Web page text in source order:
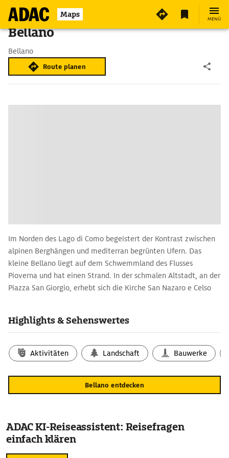
Maps MENÜ
Bellano
Bellano
Route planen
Im Norden des Lago di Como begeistert der Kontrast zwischen
alpinen Berghängen und mediterran begrünten Ufern. Das
kleine Bellano liegt auf dem Schwemmland des Flusses
Pioverna und hat einen Strand. In der schmalen Altstadt, an der
Piazza San Giorgio, erhebt sich die Kirche San Nazaro e Celso
Highlights & Sehenswertes
Aktivitäten Landschaft Bauwerke
Bellano entdecken
ADAC KI-Reiseassistent: Reisefragen
einfach klären